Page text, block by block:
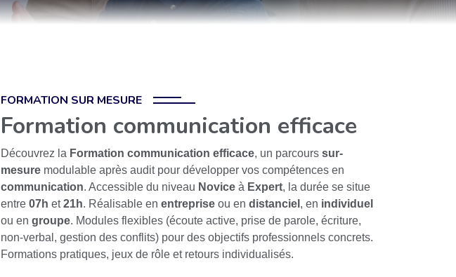
FORMATION SUR MESURE
Formation communication efficace
Découvrez la Formation communication efficace, un parcours sur-
mesure modulable après audit pour développer vos compétences en
communication. Accessible du niveau Novice à Expert, la durée se situe
entre 07h et21h. Réalisable en entreprise ou en distanciel , en individuel
ou en groupe. Modules flexibles (écoute active, prise de parole, écriture,
non-verbal, gestion des conflits) pour des objectifs professionnels concrets.
Formations pratiques, jeux de rôle et retours individualisés.